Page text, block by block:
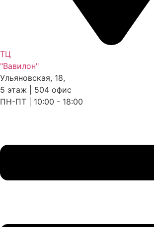
ТЦ
"Вавилон"
Ульяновская, 18,
5 этаж | 504 офис
ПН-ПТ | 10:00 - 18:00